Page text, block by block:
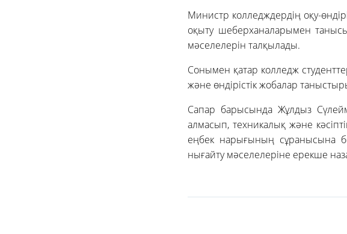
Министр колледждердің оқу-
оқыту шеберханаларымен
мәселелерін талқылады.
Сонымен қатар колледж
және өндірістік жобалар
Сапар барысында Жұлдыз
алмасып, техникалық және
еңбек нарығының сұранысына
нығайту мәселелеріне ерекше